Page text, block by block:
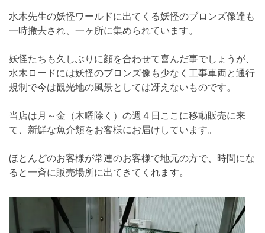
水木先生の妖怪ワールドに出てくる妖怪のブロンズ像達も
一時撤去され、一ヶ所に集められています。
妖怪たちも久しぶりに顔を合わせて喜んだ事でしょうが、
水木ロードには妖怪のブロンズ像も少なく工事車両と通行
規制で今は観光地の風景としては冴えないものです。
当店は月～金（木曜除く）の週４日ここに移動販売に来
て、新鮮な魚介類をお客様にお届けしています。
ほとんどのお客様が常連のお客様で地元の方で、時間にな
ると一斉に販売場所に出てきてくれます。